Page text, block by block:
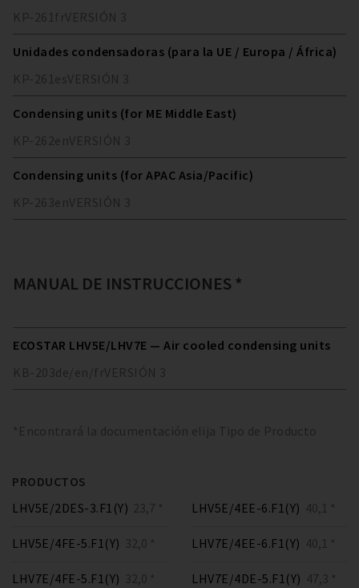
KP-261fr VERSIÓN 3
Unidades condensadoras (para la UE / Europa / África)
KP-261esVERSIÓN 3
Condensing units (for ME Middle East)
KP-262enVERSIÓN 3
Condensing units (for APAC Asia/Pacific)
KP-263enVERSIÓN 3
MANUAL DE INSTRUCCIONES *
ECOSTAR LHV5E/LHV7E — Air cooled condensing units
KB-203de/en/fr VERSIÓN 3
*Encontrará la documentación elija Tipo de Producto
PRODUCTOS
LHV5E/2DES-3.F1(Y) 23,7 *
LHV5E/4FE-5.F1(Y) 32,0 *
LHV7E/4FE-5.F1(Y) 32,0 *
LHV5E/4EE-6.F1(Y) 40,1 *
LHV7E/4EE-6.F1(Y) 40,1 *
LHV7E/4DE-5.F1(Y) 47,3 *